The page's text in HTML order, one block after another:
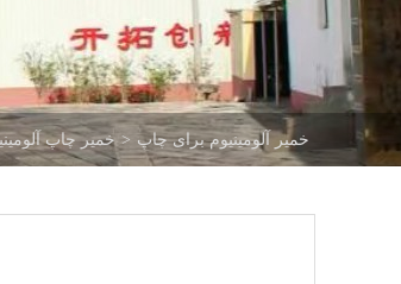
خمیر چاپ > خمیر آلومینیوم برای چاپ